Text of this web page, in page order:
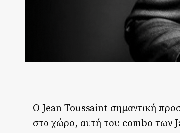
O Jean Toussaint σημαντική
στο χώρο, αυτή του combo των